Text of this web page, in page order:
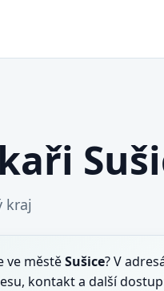
kraj
ve městěSušice? V
kontakt a další